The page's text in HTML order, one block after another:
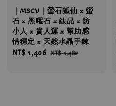
｜MSCV｜螢石狐仙 x 螢
石 x 黑曜石 x 鈦晶 x 防
小人 x 貴人運 x 幫助感
情穩定 x 天然水晶手鍊
Sale
NT$ 1,406 Regular
NT$ 1,480